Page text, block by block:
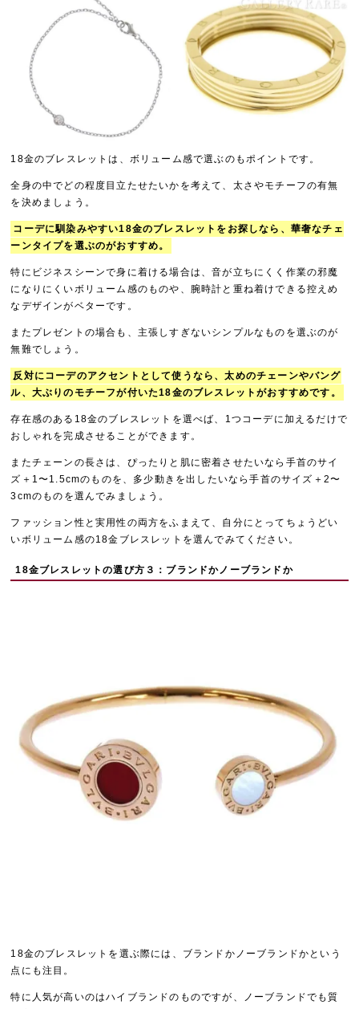
18金のブレスレットは、ボリューム感で選ぶのもポイントです。
全身の中でどの程度目立たせたいかを考えて、太さやモチーフの有無
を決めましょう。
コーデに馴染みやすい18金のブレスレットをお探しなら、華奢なチェ
ーンタイプを選ぶのがおすすめ。
特にビジネスシーンで身に着ける場合は、音が立ちにくく作業の邪魔
になりにくいボリューム感のものや、腕時計と重ね着けできる控えめ
なデザインがベターです。
またプレゼントの場合も、主張しすぎないシンプルなものを選ぶのが
無難でしょう。
反対にコーデのアクセントとして使うなら、太めのチェーンやバング
ル、大ぶりのモチーフが付いた18金のブレスレットがおすすめです。
存在感のある18金のブレスレットを選べば、1つコーデに加えるだけで
おしゃれを完成させることができます。
またチェーンの長さは、ぴったりと肌に密着させたいなら手首のサイ
ズ＋1〜1.5cmのものを、多少動きを出したいなら手首のサイズ＋2〜
3cmのものを選んでみましょう。
ファッション性と実用性の両方をふまえて、自分にとってちょうどい
いボリューム感の18金ブレスレットを選んでみてください。
18金ブレスレットの選び方３：ブランドかノーブランドか
18金のブレスレットを選ぶ際には、ブランドかノーブランドかという
点にも注目。
特に人気が高いのはハイブランドのものですが、ノーブランドでも質